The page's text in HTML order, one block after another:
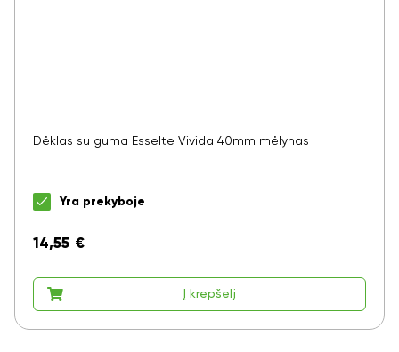
Dėklas su guma Esselte Vivida 40mm mėlynas
Yra prekyboje
14,55 €
Į krepšelį